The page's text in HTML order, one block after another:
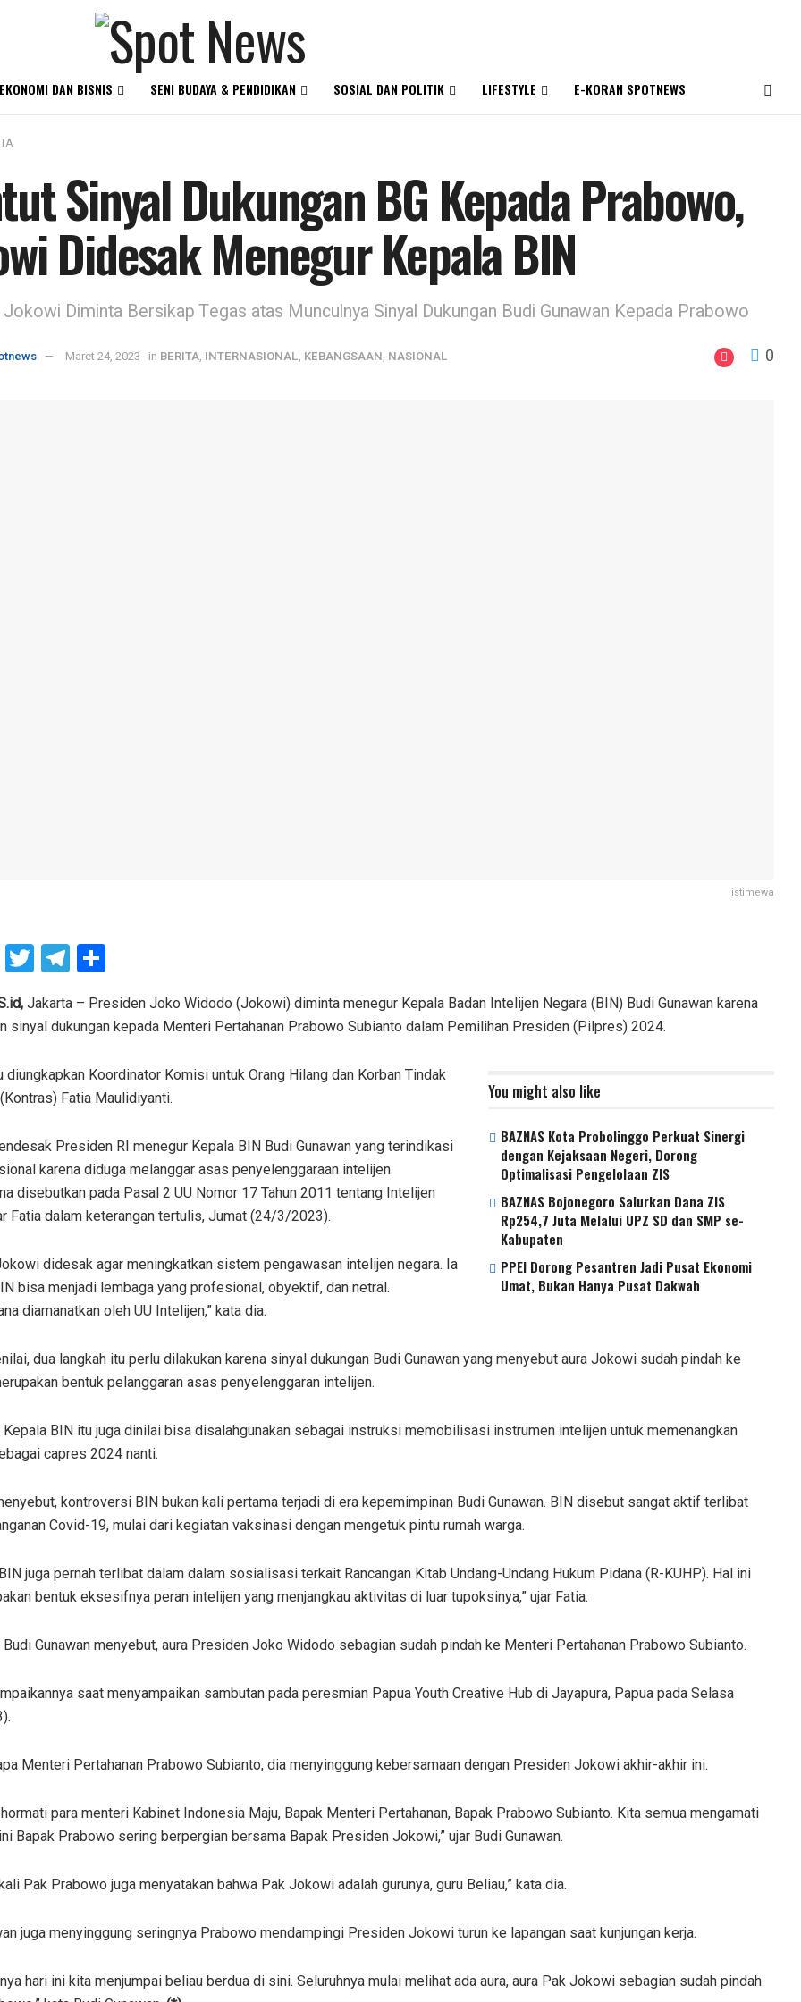
EKONOMI DAN BISNIS SENI BUDAYA & PENDIDIKAN SOSIAL DAN POLITIK LIFESTYLE E-KORAN SPOTNEWS
Sinyal Dukungan BG Kepada Prabowo,
Didesak Menegur Kepala BIN
Diminta Bersikap Tegas atas Munculnya Sinyal Dukungan Budi Gunawan Kepada Prabowo
Maret 24, 2023 in BERITA, INTERNASIONAL, KEBANGSAAN, NASIONAL 0
istimewa
F
o
T
wi
tt
er
T
el
e
gr
a
m
h
ar
e
Jakarta – Presiden Joko Widodo (Jokowi) diminta menegur Kepala Badan Intelijen Negara (BIN) Budi Gunawan karena
sinyal dukungan kepada Menteri Pertahanan Prabowo Subianto dalam Pemilihan Presiden (Pilpres) 2024.
You might also like
BAZNAS Kota Probolinggo Perkuat Sinergi
dengan Kejaksaan Negeri, Dorong
Optimalisasi Pengelolaan ZIS
BAZNAS Bojonegoro Salurkan Dana ZIS
Rp254,7 Juta Melalui UPZ SD dan SMP se-
Kabupaten
PPEI Dorong Pesantren Jadi Pusat Ekonomi
Umat, Bukan Hanya Pusat Dakwah
diungkapkan Koordinator Komisi untuk Orang Hilang dan Korban Tindak
Fatia Maulidiyanti.
Presiden RI menegur Kepala BIN Budi Gunawan yang terindikasi
karena diduga melanggar asas penyelenggaraan intelijen
disebutkan pada Pasal 2 UU Nomor 17 Tahun 2011 tentang Intelijen
Fatia dalam keterangan tertulis, Jumat (24/3/2023).
didesak agar meningkatkan sistem pengawasan intelijen negara. Ia
bisa menjadi lembaga yang profesional, obyektif, dan netral.
diamanatkan oleh UU Intelijen,” kata dia.
dua langkah itu perlu dilakukan karena sinyal dukungan Budi Gunawan yang menyebut aura Jokowi sudah pindah ke
bentuk pelanggaran asas penyelenggaran intelijen.
Kepala BIN itu juga dinilai bisa disalahgunakan sebagai instruksi memobilisasi instrumen intelijen untuk memenangkan
capres 2024 nanti.
kontroversi BIN bukan kali pertama terjadi di era kepemimpinan Budi Gunawan. BIN disebut sangat aktif terlibat
Covid-19, mulai dari kegiatan vaksinasi dengan mengetuk pintu rumah warga.
juga pernah terlibat dalam dalam sosialisasi terkait Rancangan Kitab Undang-Undang Hukum Pidana (R-KUHP). Hal ini
bentuk eksesifnya peran intelijen yang menjangkau aktivitas di luar tupoksinya,” ujar Fatia.
Budi Gunawan menyebut, aura Presiden Joko Widodo sebagian sudah pindah ke Menteri Pertahanan Prabowo Subianto.
saat menyampaikan sambutan pada peresmian Papua Youth Creative Hub di Jayapura, Papua pada Selasa
Menteri Pertahanan Prabowo Subianto, dia menyinggung kebersamaan dengan Presiden Jokowi akhir-akhir ini.
hormati para menteri Kabinet Indonesia Maju, Bapak Menteri Pertahanan, Bapak Prabowo Subianto. Kita semua mengamati
Bapak Prabowo sering berpergian bersama Bapak Presiden Jokowi,” ujar Budi Gunawan.
Pak Prabowo juga menyatakan bahwa Pak Jokowi adalah gurunya, guru Beliau,” kata dia.
juga menyinggung seringnya Prabowo mendampingi Presiden Jokowi turun ke lapangan saat kunjungan kerja.
hari ini kita menjumpai beliau berdua di sini. Seluruhnya mulai melihat ada aura, aura Pak Jokowi sebagian sudah pindah